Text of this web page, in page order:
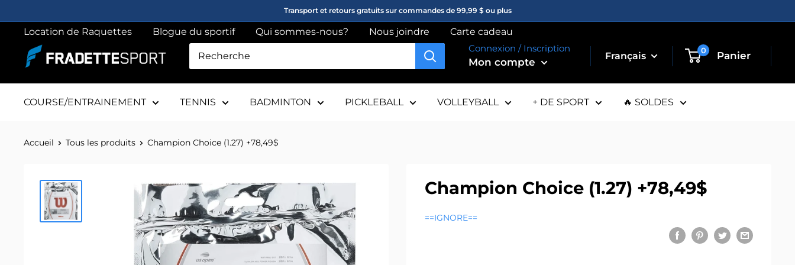
au
contenu
Transport et retours gratuits sur commandes de 99,99 $ ou plus
Location de Raquettes Blogue du sportif Qui sommes-nous? Nous joindre
Carte cadeau
Fradette
sport
Connexion / Inscription
Mon compte
0 Panier
COURSE/ENTRAINEMENT TENNIS BADMINTON PICKLEBALL VOLLEYBALL + DE SPORT 🔥 SOLDES
Accueil Tous les produits Champion Choice (1.27) +78,49$
Champion Choice (1.27) +78,49$
==IGNORE==